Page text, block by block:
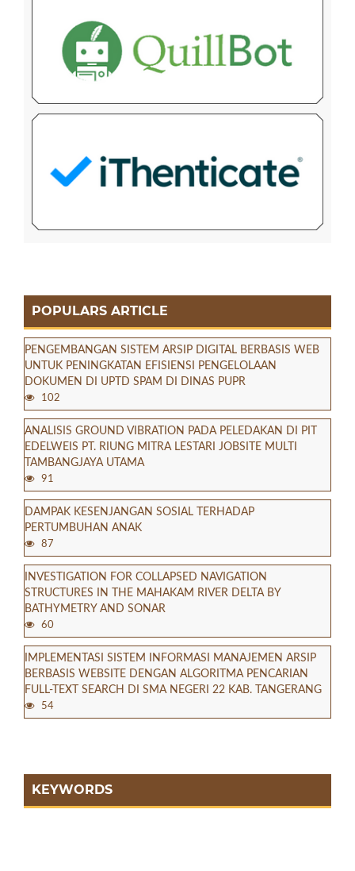
POPULARS ARTICLE
PENGEMBANGAN SISTEM ARSIP DIGITAL BERBASIS WEB
UNTUK PENINGKATAN EFISIENSI PENGELOLAAN
DOKUMEN DI UPTD SPAM DI DINAS PUPR
102
ANALISIS GROUND VIBRATION PADA PELEDAKAN DI PIT
EDELWEIS PT. RIUNG MITRA LESTARI JOBSITE MULTI
TAMBANGJAYA UTAMA
91
DAMPAK KESENJANGAN SOSIAL TERHADAP
PERTUMBUHAN ANAK
87
INVESTIGATION FOR COLLAPSED NAVIGATION
STRUCTURES IN THE MAHAKAM RIVER DELTA BY
BATHYMETRY AND SONAR
60
IMPLEMENTASI SISTEM INFORMASI MANAJEMEN ARSIP
BERBASIS WEBSITE DENGAN ALGORITMA PENCARIAN
FULL-TEXT SEARCH DI SMA NEGERI 22 KAB. TANGERANG
54
KEYWORDS